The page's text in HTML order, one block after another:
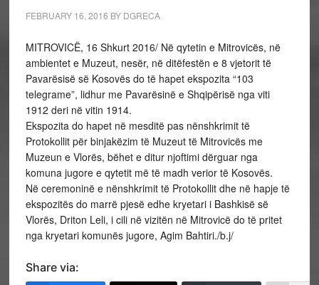
FEBRUARY 16, 2016 BY DGRECA
MITROVICË, 16 Shkurt 2016/ Në qytetin e Mitrovicës, në
ambientet e Muzeut, nesër, në ditëfestën e 8 vjetorit të
Pavarësisë së Kosovës do të hapet ekspozita “103
telegrame”, lidhur me Pavarësinë e Shqipërisë nga viti
1912 deri në vitin 1914.
Ekspozita do hapet në mesditë pas nënshkrimit të
Protokollit për binjakëzim të Muzeut të Mitrovicës me
Muzeun e Vlorës, bëhet e ditur njoftimi dërguar nga
komuna jugore e qytetit më të madh verior të Kosovës.
Në ceremoninë e nënshkrimit të Protokollit dhe në hapje të
ekspozitës do marrë pjesë edhe kryetari i Bashkisë së
Vlorës, Driton Leli, i cili në vizitën në Mitrovicë do të pritet
nga kryetari komunës jugore, Agim Bahtiri./b.j/
Share via: